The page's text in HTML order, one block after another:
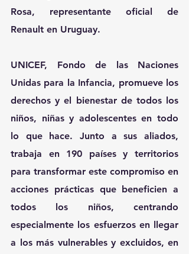
Rosa, representante oficial de
Renault en Uruguay.
UNICEF, Fondo de las Naciones
Unidas para la Infancia, promueve los
derechos y el bienestar de todos los
niños, niñas y adolescentes en todo
lo que hace. Junto a sus aliados,
trabaja en 190 países y territorios
para transformar este compromiso en
acciones prácticas que beneficien a
todos los niños, centrando
especialmente los esfuerzos en llegar
a los más vulnerables y excluidos, en